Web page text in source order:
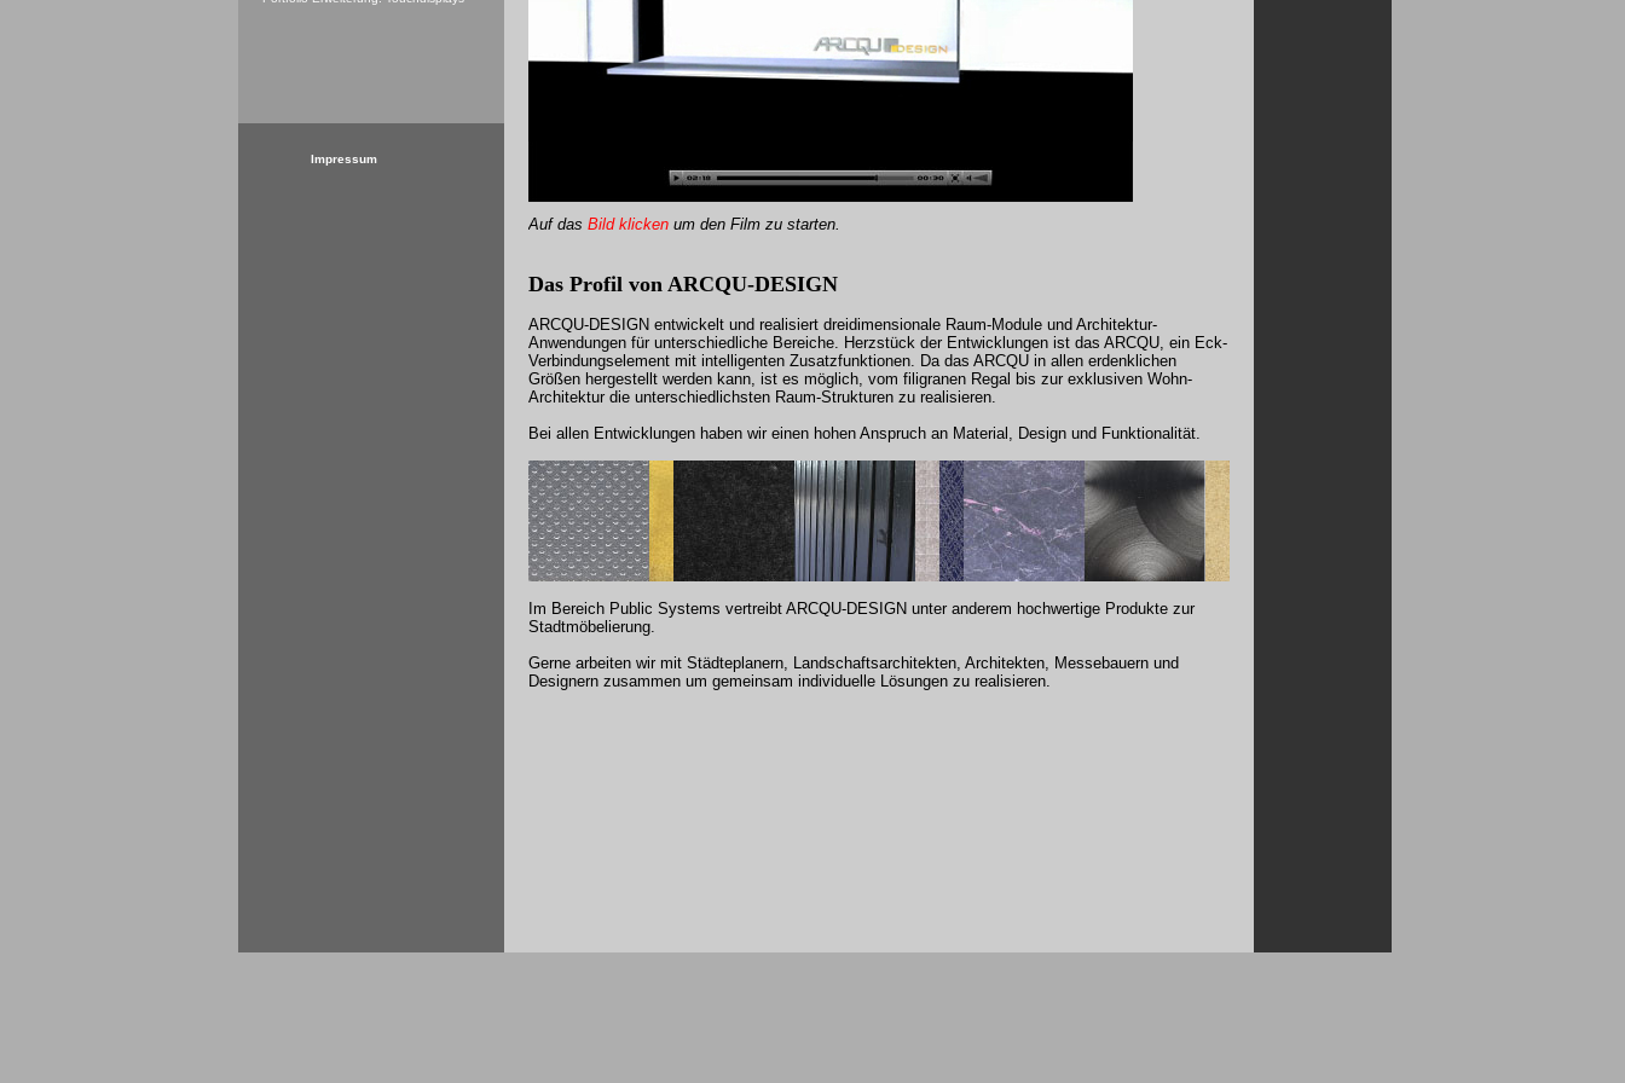
Auf das Bild klicken um den Film zu starten.
Das Profil von ARCQU-DESIGN
ARCQU-DESIGN entwickelt und realisiert dreidimensionale Raum-Module und Architektur-
Anwendungen für unterschiedliche Bereiche. Herzstück der Entwicklungen ist das ARCQU, ein Eck-
Verbindungselement mit intelligenten Zusatzfunktionen. Da das ARCQU in allen erdenklichen
Größen hergestellt werden kann, ist es möglich, vom filigranen Regal bis zur exklusiven Wohn-
Architektur die unterschiedlichsten Raum-Strukturen zu realisieren.
Bei allen Entwicklungen haben wir einen hohen Anspruch an Material, Design und Funktionalität.
Im Bereich Public Systems vertreibt ARCQU-DESIGN unter anderem hochwertige Produkte zur
Stadtmöbelierung.
Gerne arbeiten wir mit Städteplanern, Landschaftsarchitekten, Architekten, Messebauern und
Designern zusammen um gemeinsam individuelle Lösungen zu realisieren.
Impressum